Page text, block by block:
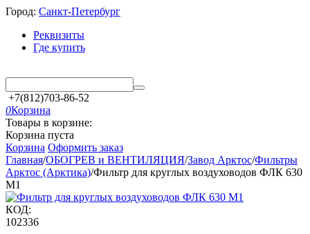
Город: Санкт-Петербург
Реквизиты
Где купить
+7(812)703-86-52
0Корзина
Товары в корзине:
Корзина пуста
Корзина Оформить заказ
Главная/ОБОГРЕВ и ВЕНТИЛЯЦИЯ/Завод Арктос/Фильтры
Арктос (Арктика)/Фильтр для круглых воздуховодов ФЛК 630
М1
КОД:
102336